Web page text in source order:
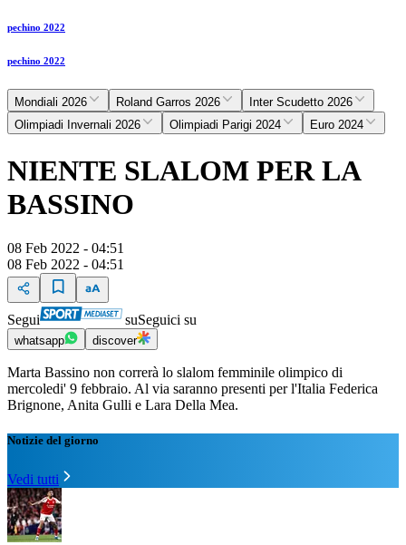
pechino 2022
pechino 2022
Mondiali 2026 Roland Garros 2026
Inter Scudetto 2026
Olimpiadi Invernali 2026
Olimpiadi Parigi 2024 Euro 2024
NIENTE SLALOM PER LA
BASSINO
08 Feb 2022 - 04:51
08 Feb 2022 - 04:51
Segui suSeguici su
whatsapp discover
Marta Bassino non correrà lo slalom femminile olimpico di
mercoledi' 9 febbraio. Al via saranno presenti per l'Italia Federica
Brignone, Anita Gulli e Lara Della Mea.
Notizie del giorno
Vedi tutti